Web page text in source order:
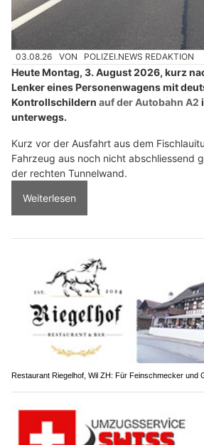
03.08.26 VON POLIZEI.NEWS REDAKTION
Heute Montag, 3. August 2026, kurz
Lenker eines Personenwagens mit
Kontrollschildern auf der Autobahn A2
unterwegs.
Kurz vor der Ausfahrt aus dem
Fahrzeug aus noch nicht abschliessend
der rechten Tunnelwand.
Weiterlesen
Restaurant Riegelhof, Wil ZH: Für Feinschmecker und